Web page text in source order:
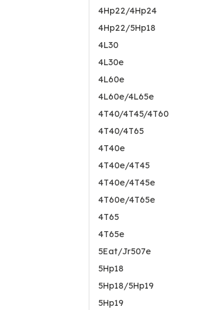
4Hp22/4Hp24
4Hp22/5Hp18
4L30
4L30e
4L60e
4L60e/4L65e
4T40/4T45/4T60
4T40/4T65
4T40e
4T40e/4T45
4T40e/4T45e
4T60e/4T65e
4T65
4T65e
5Eat/Jr507e
5Hp18
5Hp18/5Hp19
5Hp19